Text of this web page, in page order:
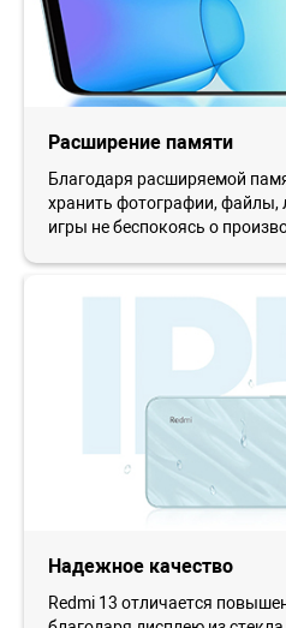
Расширение памяти
Благодаря расширяемой
хранить фотографии,
игры не беспокоясь о
Надежное качество
Redmi 13 отличается